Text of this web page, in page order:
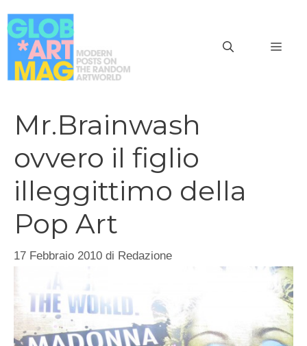
al
contenuto
Mr.Brainwash
ovvero il figlio
illeggittimo della
Pop Art
17 Febbraio 2010 di Redazione